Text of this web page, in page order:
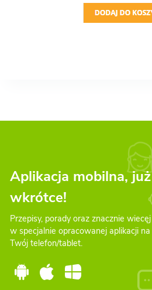
Aplikacja mobilna, już
wkrótce!
Przepisy, porady oraz znacznie wiecęj
w specjalnie opracowanej aplikacji na
Twój telefon/tablet.